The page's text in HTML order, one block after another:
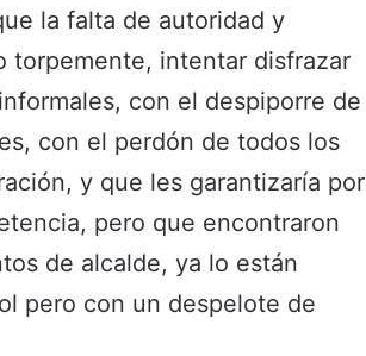
la falta de autoridad y
torpemente, intentar disfrazar
con el despiporre de
con el perdón de todos los
y que les garantizaría por
pero que encontraron
de alcalde, ya lo están
pero con un despelote de